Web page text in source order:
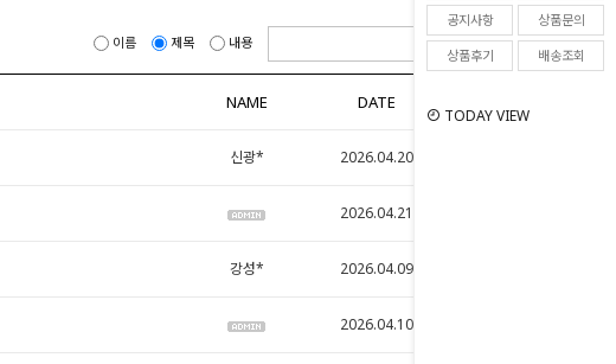
공지사항
상품문의
상품후기
배송조회
TODAY VIEW
이름 제목 내용
NAME DATE
신광* 2026.04.20
2026.04.21
강성* 2026.04.09
2026.04.10